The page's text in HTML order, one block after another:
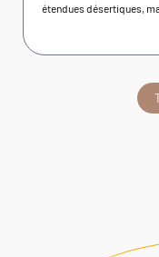
étendues désertiques,
considérée comme une
que le Botswana ou la
une réponse détaillée